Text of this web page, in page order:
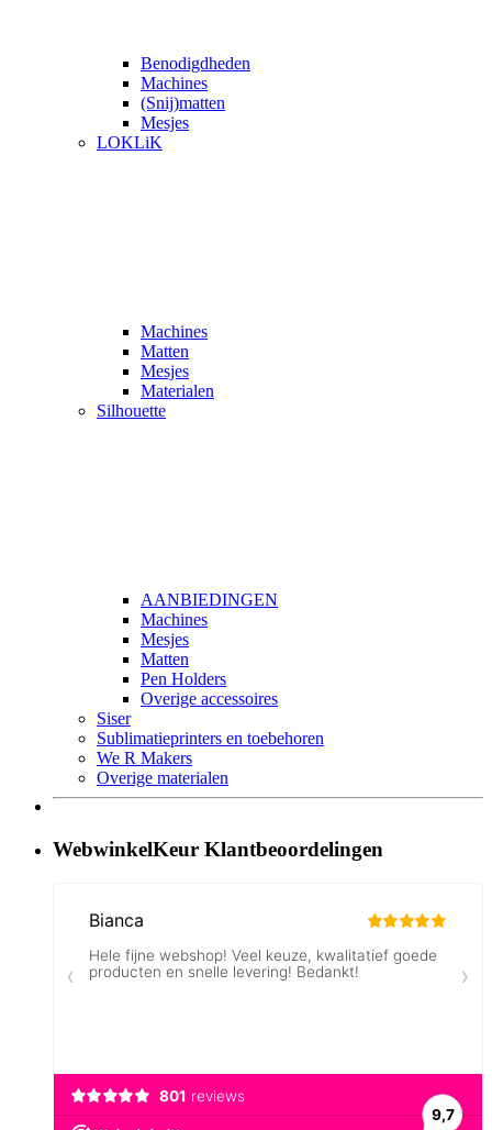
Benodigdheden
Machines
(Snij)matten
Mesjes
LOKLiK
Machines
Matten
Mesjes
Materialen
Silhouette
AANBIEDINGEN
Machines
Mesjes
Matten
Pen Holders
Overige accessoires
Siser
Sublimatieprinters en toebehoren
We R Makers
Overige materialen
WebwinkelKeur Klantbeoordelingen